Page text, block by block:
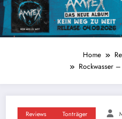
Home
Rockwasser
Reviews Tonträger